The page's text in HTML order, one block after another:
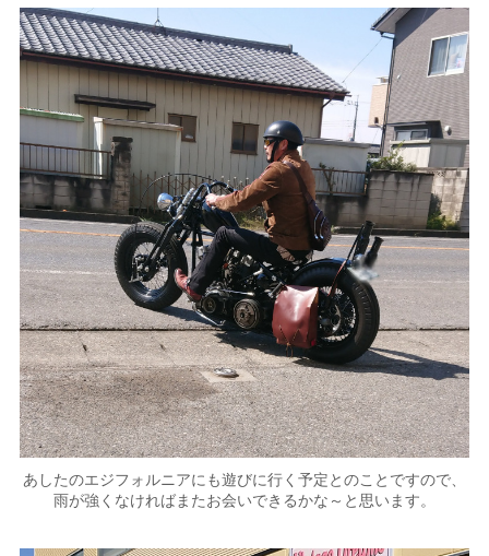
あしたのエジフォルニアにも遊びに行く予定とのことですので、
雨が強くなければまたお会いできるかな～と思います。